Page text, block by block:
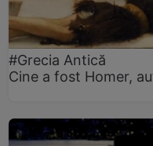
#Grecia Antică
Cine a fost Homer,